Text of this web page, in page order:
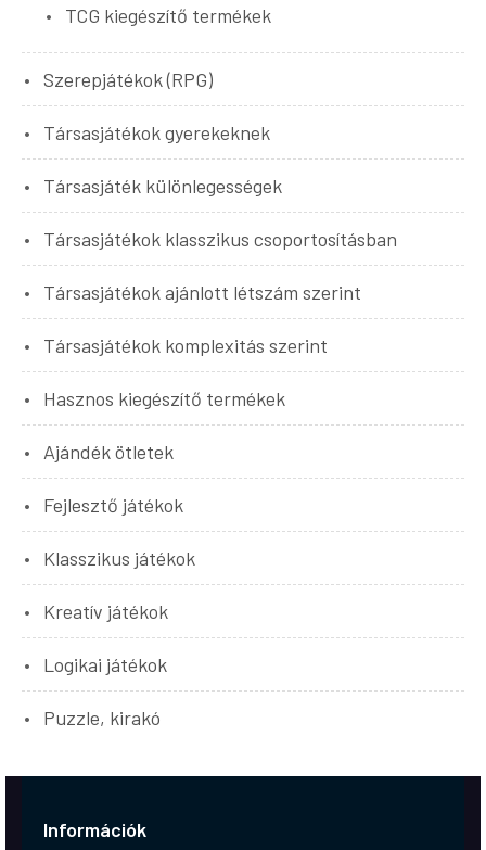
TCG kiegészítő termékek
Szerepjátékok (RPG)
Társasjátékok gyerekeknek
Társasjáték különlegességek
Társasjátékok klasszikus csoportosításban
Társasjátékok ajánlott létszám szerint
Társasjátékok komplexitás szerint
Hasznos kiegészítő termékek
Ajándék ötletek
Fejlesztő játékok
Klasszikus játékok
Kreatív játékok
Logikai játékok
Puzzle, kirakó
Információk